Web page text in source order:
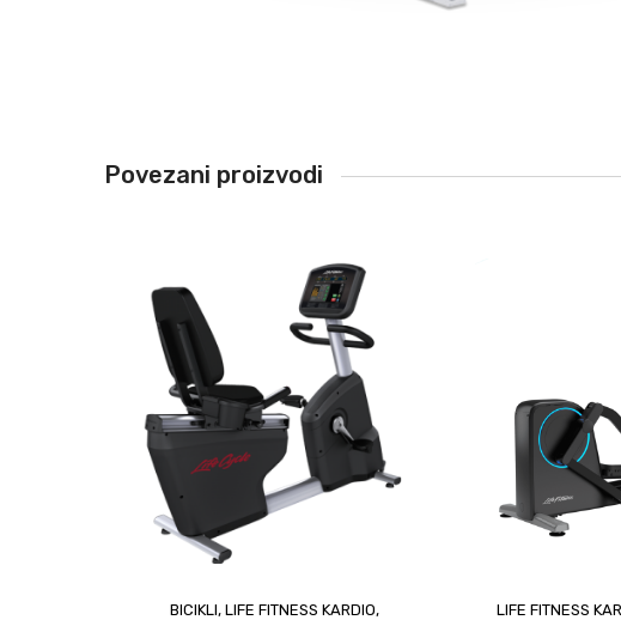
Povezani proizvodi
BICIKLI, LIFE FITNESS KARDIO,
LIFE FITNESS